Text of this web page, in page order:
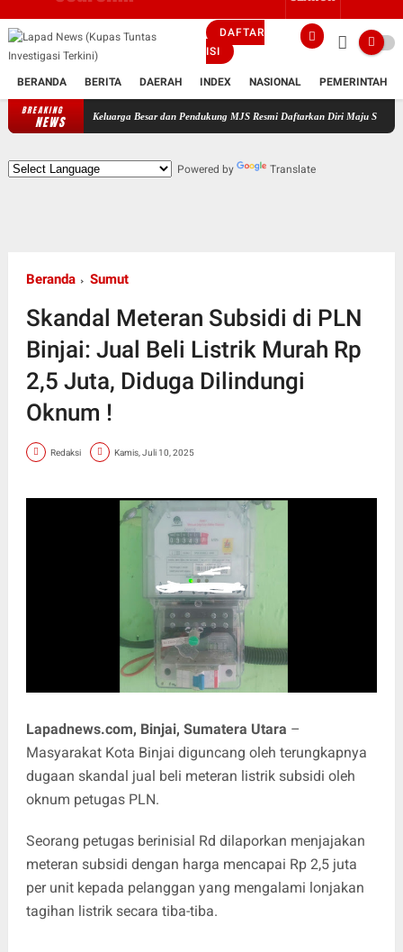
DAFTAR
ISI
BERANDA BERITA DAERAH INDEX NASIONAL PEMERINTAH
BREAKING
NEWS
Keluarga Besar dan Pendukung MJS Resmi Daftarkan Diri Maju Sebagai Calon
Powered by Translate
Beranda Sumut
Skandal Meteran Subsidi di PLN
Binjai: Jual Beli Listrik Murah Rp
2,5 Juta, Diduga Dilindungi
Oknum !
Redaksi Kamis, Juli 10, 2025
Lapadnews.com, Binjai, Sumatera Utara –
Masyarakat Kota Binjai diguncang oleh terungkapnya
dugaan skandal jual beli meteran listrik subsidi oleh
oknum petugas PLN.
Seorang petugas berinisial Rd dilaporkan menjajakan
meteran subsidi dengan harga mencapai Rp 2,5 juta
per unit kepada pelanggan yang mengalami lonjakan
tagihan listrik secara tiba-tiba.